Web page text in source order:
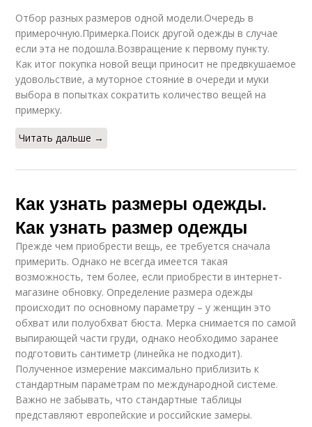
Отбор разных размеров одной модели.Очередь в
примерочную.Примерка.Поиск другой одежды в случае
если эта не подошла.Возвращение к первому пункту.
Как итог покупка новой вещи приносит не предвкушаемое
удовольствие, а муторное стояние в очереди и муки
выбора в попытках сократить количество вещей на
примерку.
Читать дальше →
Как узнать размеры одежды.
Как узнать размер одежды
Прежде чем приобрести вещь, ее требуется сначала
примерить. Однако не всегда имеется такая
возможность, тем более, если приобрести в интернет-
магазине обновку. Определение размера одежды
происходит по основному параметру – у женщин это
обхват или полуобхват бюста. Мерка снимается по самой
выпирающей части груди, однако необходимо заранее
подготовить сантиметр (линейка не подходит).
Полученное измерение максимально приблизить к
стандартным параметрам по международной системе.
Важно не забывать, что стандартные таблицы
представляют европейские и российские замеры.